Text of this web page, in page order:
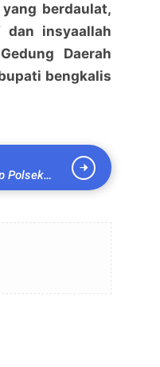
berdaulat,
dan insyaallah
Daerah
bengkalis
Polsek